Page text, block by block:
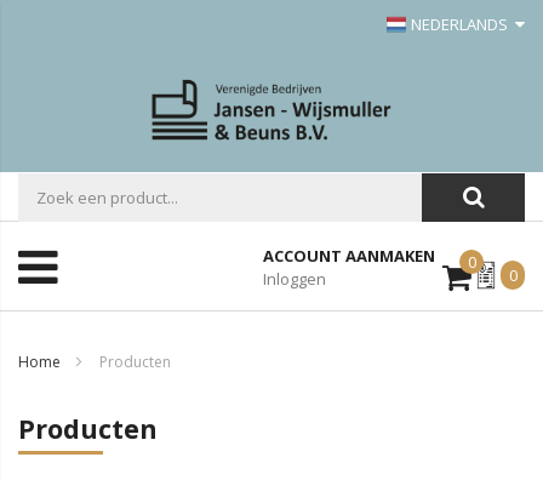
NEDERLANDS
ACCOUNT AANMAKEN
Inloggen
0Mijn
Offerte
0
Home Producten
Producten